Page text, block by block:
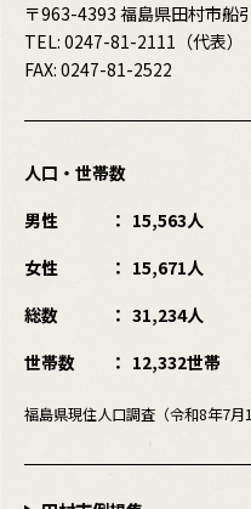
〒963-4393 福島県田村市船
TEL: 0247-81-2111 （代表）
FAX: 0247-81-2522
人口・世帯数
男性
15,563人
女性
15,671人
総数
31,234人
世帯数
12,332世帯
福島県現住人口調査（令和8年7月1